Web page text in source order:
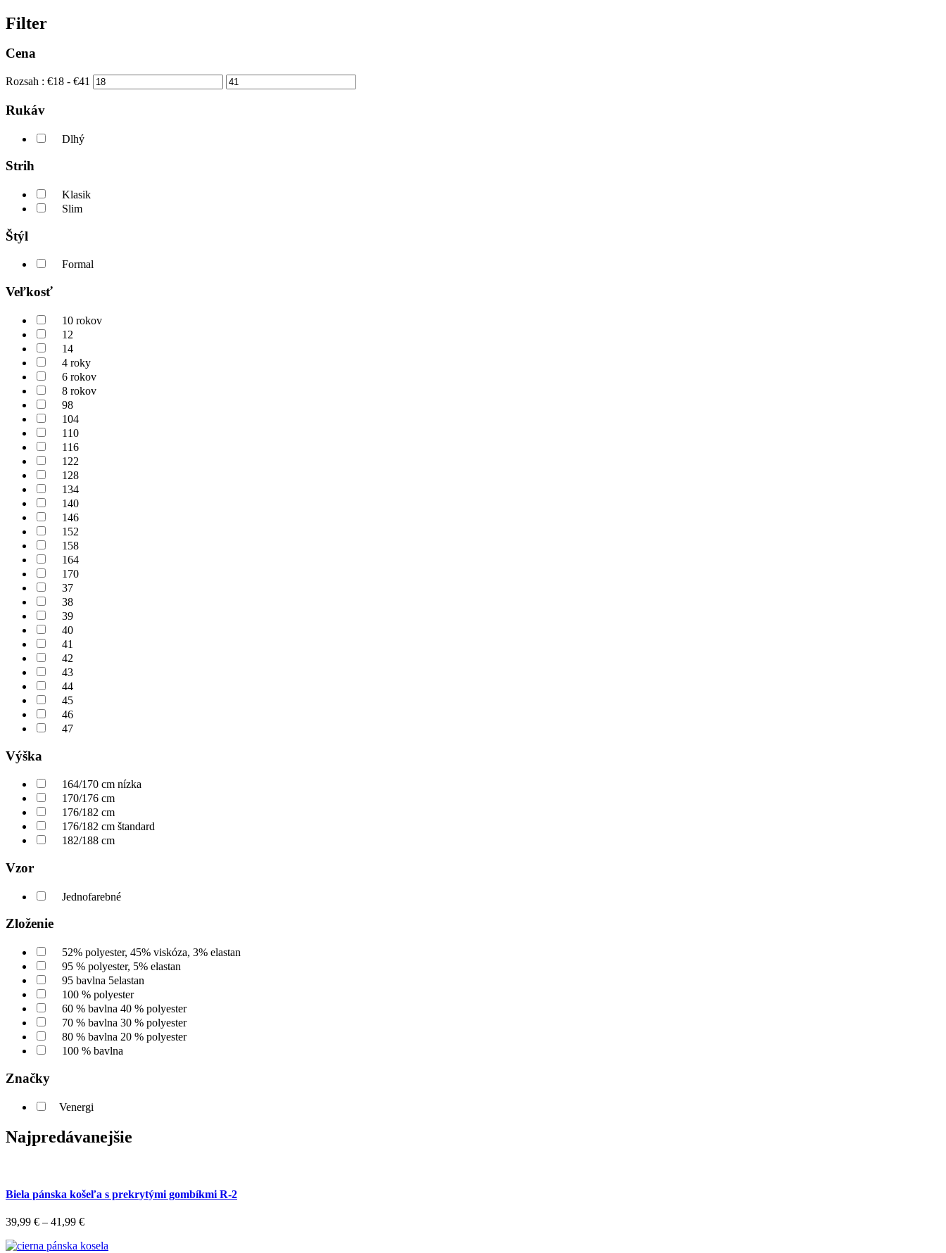
Filter
Cena
Rozsah : €18 - €41
Rukáv
Dlhý
Strih
Klasik
Slim
Štýl
Formal
Veľkosť
10 rokov
12
14
4 roky
6 rokov
8 rokov
98
104
110
116
122
128
134
140
146
152
158
164
170
37
38
39
40
41
42
43
44
45
46
47
Výška
164/170 cm nízka
170/176 cm
176/182 cm
176/182 cm štandard
182/188 cm
Vzor
Jednofarebné
Zloženie
52% polyester, 45% viskóza, 3% elastan
95 % polyester, 5% elastan
95 bavlna 5elastan
100 % polyester
60 % bavlna 40 % polyester
70 % bavlna 30 % polyester
80 % bavlna 20 % polyester
100 % bavlna
Značky
Venergi
Najpredávanejšie
Biela pánska košeľa s prekrytými gombíkmi R-2
39,99 € – 41,99 €